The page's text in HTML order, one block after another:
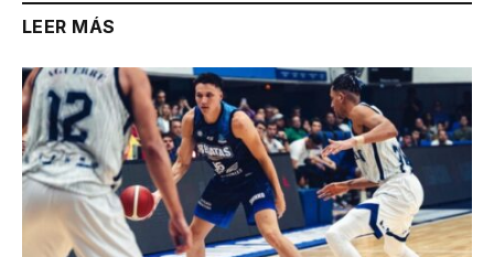
LEER MÁS